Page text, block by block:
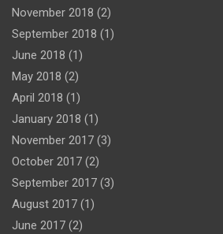
November 2018 (2)
September 2018 (1)
June 2018 (1)
May 2018 (2)
April 2018 (1)
January 2018 (1)
November 2017 (3)
October 2017 (2)
September 2017 (3)
August 2017 (1)
June 2017 (2)